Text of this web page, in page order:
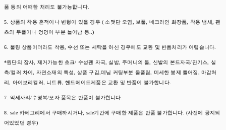
품 등의 어떠한 처리도 불가능합니다.
5. 상품의 착용 흔적이나 변형이 있을 경우 ( 소맷단 오염, 보풀, 네크라인 화장품, 착용 냄새, 팬
츠의 무플이나 엉덩이 부분 늘어남 등..)
6. 불량 상품이더라도 착용, 수선 또는 세탁을 하신 경우에도 교환 및 반품처리가 어렵습니다.
*원단의 잡사, 제거가능한 초크/ 수성펜 자국, 실밥, 주머니의 돌, 신발의 본드자국/잔기스, 실
측/컬러 차이, 자연소재의 특성, 상품 구김,데님 커팅부분 올풀림, 미세한 봉제 틀어짐, 마감처
리, 아이보리컬러, 니트류, 핸드메이드제품은 교환 및 반품이 불가합니다.
7. 악세사리/수영복/모자 품목은 반품이 불가합니다.
8. sale 카테고리에서 구매하시거나, sale기간에 구매한 제품은 반품 불가합니다. (사전에 공지되
어있었던 경우)